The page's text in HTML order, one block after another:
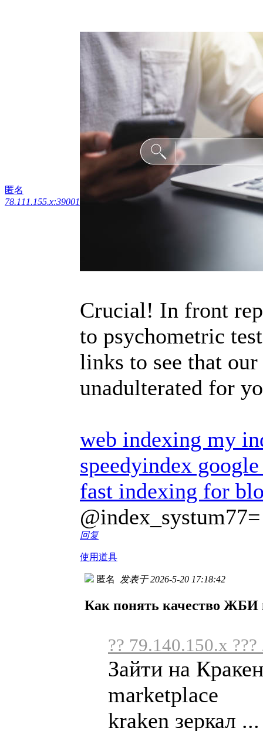
匿名
78.111.155.x:39001
Crucial! In front
to psychometric
links to see that
unadulterated for
web indexing my
speedyindex
fast indexing for
@index_systum77=
回复
使用道具
匿名 发表于 2026-5-20 17:18:42
Как понять качество ЖБИ
?? 79.140.150.x
Зайти на
marketplace
kraken зеркал ...